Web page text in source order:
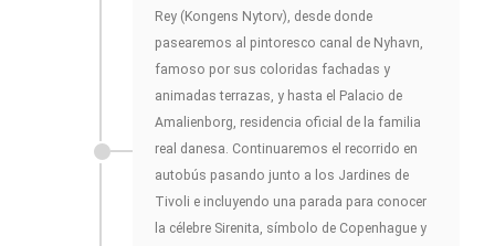
Rey (Kongens Nytorv), desde donde
pasearemos al pintoresco canal de Nyhavn,
famoso por sus coloridas fachadas y
animadas terrazas, y hasta el Palacio de
Amalienborg, residencia oficial de la familia
real danesa. Continuaremos el recorrido en
autobús pasando junto a los Jardines de
Tivoli e incluyendo una parada para conocer
la célebre Sirenita, símbolo de Copenhague y